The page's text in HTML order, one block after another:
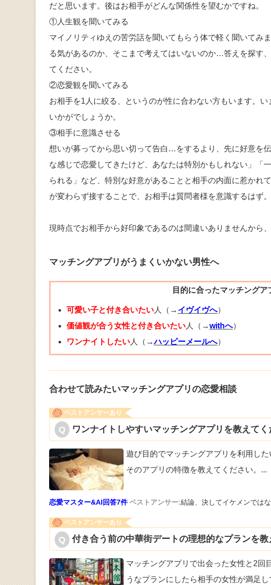
だと思います。後はお相手がどんな関係性を望むかですね。
①人生観を聞いてみる
マイノリティゆえの苦労話を聞いてもらう体で軽く聞いてみ
る気があるのか、そこまで考えてはいないのか…答えを探す
てください。
②恋愛観を聞いてみる
お相手を1人に絞る、というのが性に合わない方もいます。
いかがでしょうか。
③相手に意識させる
想いが募ってから思い切って告白…をするより、先に好意を
な感じで恋愛してきたけど、あなたは特別かもしれない」「
られる」など、特別な好意があることと相手の内面に惹かれ
が変わらず接することで、お相手は質問者様を意識するはず
現時点でお相手から好印象であるのは間違いありませんから
マッチングアプリがうまくいかない男性へ
目的に合ったマッチングア
可愛い子と付き合いたい人（→ イヴイヴへ）
価値観が合う女性と付き合いたい人（→withへ）
ワンナイトしたい人（→ハッピーメールへ）
合わせて読みたいマッチングアプリの恋愛相談
ベストアンサーあり
ワンナイトしやすいマッチングアプリを教えてく
遊び目的でマッチングアプリを利用し
そのアプリの特徴を教えてください。 ...
恋愛マスター&AI回答7件 ベストアンサー:結論、決してイケメンでは
ベストアンサーあり
付き合う前の中華街デートの理想的なプランを教
マッチングアプリで出会った女性と2回
うなプランに したら相手の女性が満足